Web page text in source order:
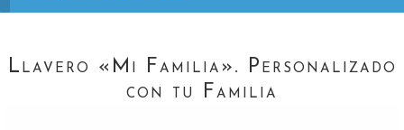
Llavero «Mi Familia». Personalizado
con tu Familia